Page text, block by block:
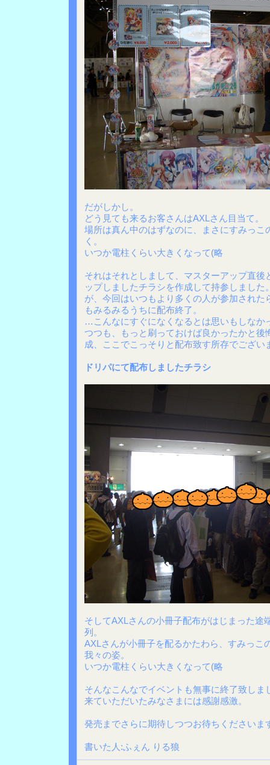
だがしかし。
どう見ても来るお客さんはAXLさん目当て。
場所は真ん中のはずなのに、まさにすみっこ
く。
いつか電柱くらい大きくなって(略
それはそれとしまして、マスターアップ直後
ップしましたチラシを作成して持参しました
が、今回はいつもより多くの人が参加された
もみるみるうちに配布終了。
…こんなにすぐになくなるとは思いもしなか
つつも、もっと刷っておけば良かったかと後
成、ここでこっそりと配布致す所存でござい
ドリパにて配布しましたチラシ
そしてAXLさんの小冊子配布がはじまった途
列。
AXLさんが小冊子を配るかたわら、すみっこ
我々の姿。
いつか電柱くらい大きくなって(略
そんなこんなでイベントも無事に終了致しま
来ていただいたみなさまには感謝感激。
発売までさらに期待しつつお待ちくださいま
書いた人:ふぇん りる狼